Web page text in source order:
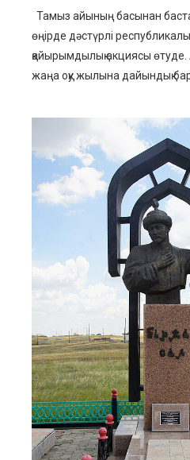
Тамыз айының басынан
өңірде дәстүрлі
қайырымдылық акциясы
жаңа оқу жылына дайындық